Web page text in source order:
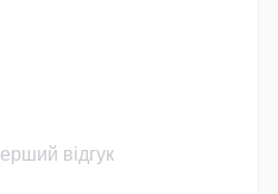
відгук